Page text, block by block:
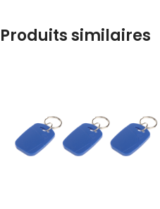
Produits similaires